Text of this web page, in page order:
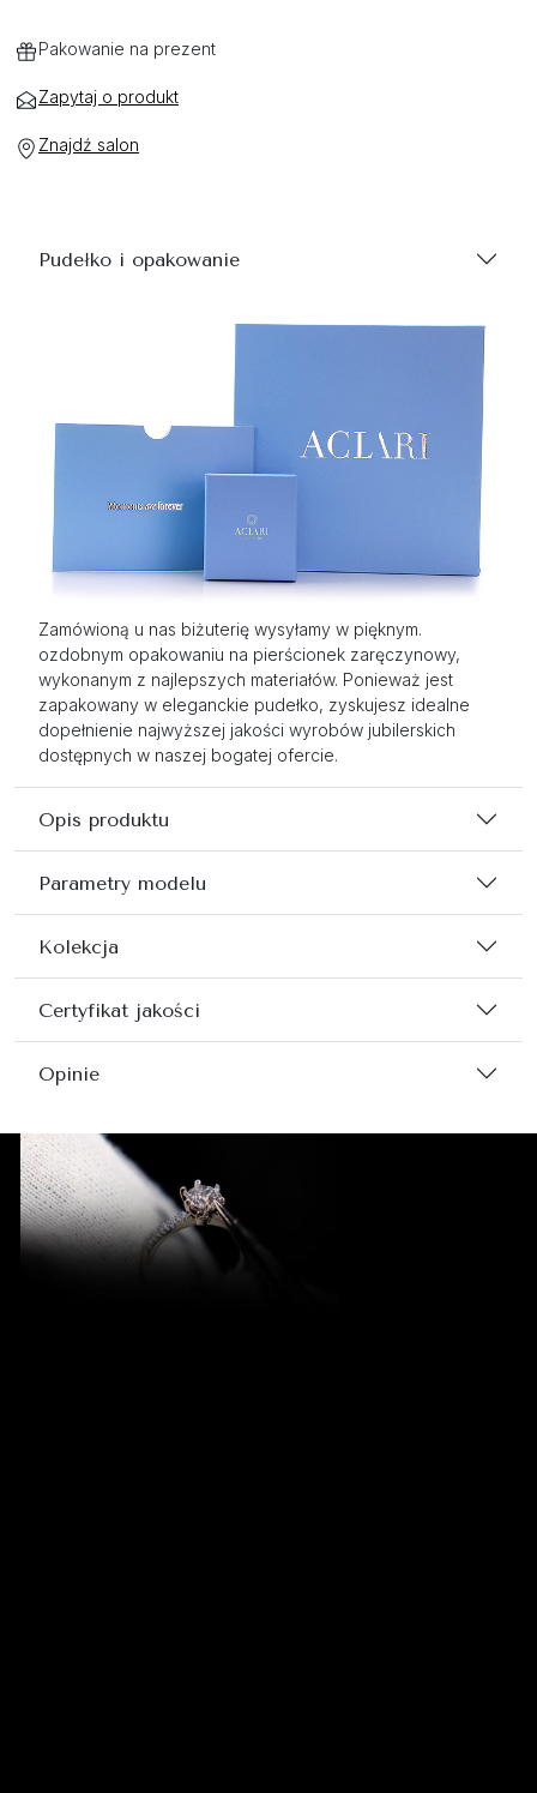
Pakowanie na prezent
Zapytaj o produkt
Znajdź salon
Pudełko i opakowanie
Zamówioną u nas biżuterię wysyłamy w pięknym.
ozdobnym opakowaniu na pierścionek zaręczynowy,
wykonanym z najlepszych materiałów. Ponieważ jest
zapakowany w eleganckie pudełko, zyskujesz idealne
dopełnienie najwyższej jakości wyrobów jubilerskich
dostępnych w naszej bogatej ofercie.
Opis produktu
Parametry modelu
Kolekcja
Certyfikat jakości
Opinie